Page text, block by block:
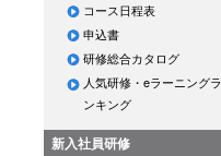
コース日程表
申込書
研修総合カタログ
人気研修・eラーニングラ
ンキング
新入社員研修